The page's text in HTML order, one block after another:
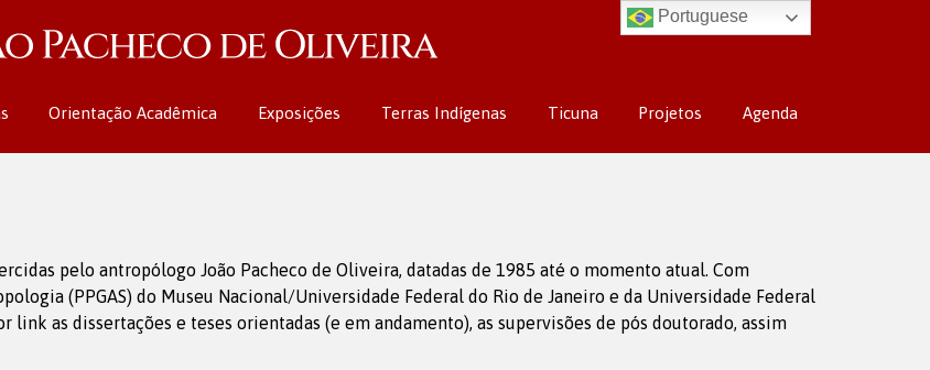
Orientação Acadêmica Exposições Terras Indígenas Ticuna Projetos Agenda
pelo antropólogo João Pacheco de Oliveira, datadas de 1985 até o momento atual. Com
(PPGAS) do Museu Nacional/Universidade Federal do Rio de Janeiro e da Universidade Federal
link as dissertações e teses orientadas (e em andamento), as supervisões de pós doutorado, assim
Portuguese